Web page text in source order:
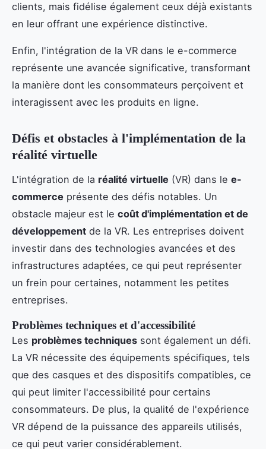
clients, mais fidélise également ceux déjà existants
en leur offrant une expérience distinctive.
Enfin, l'intégration de la VR dans le e-commerce
représente une avancée significative, transformant
la manière dont les consommateurs perçoivent et
interagissent avec les produits en ligne.
Défis et obstacles à l'implémentation de la
réalité virtuelle
L'intégration de la réalité virtuelle (VR) dans le e-
commerce présente des défis notables. Un
obstacle majeur est le coût d'implémentation et de
développement de la VR. Les entreprises doivent
investir dans des technologies avancées et des
infrastructures adaptées, ce qui peut représenter
un frein pour certaines, notamment les petites
entreprises.
Problèmes techniques et d'accessibilité
Les problèmes techniques sont également un défi.
La VR nécessite des équipements spécifiques, tels
que des casques et des dispositifs compatibles, ce
qui peut limiter l'accessibilité pour certains
consommateurs. De plus, la qualité de l'expérience
VR dépend de la puissance des appareils utilisés,
ce qui peut varier considérablement.